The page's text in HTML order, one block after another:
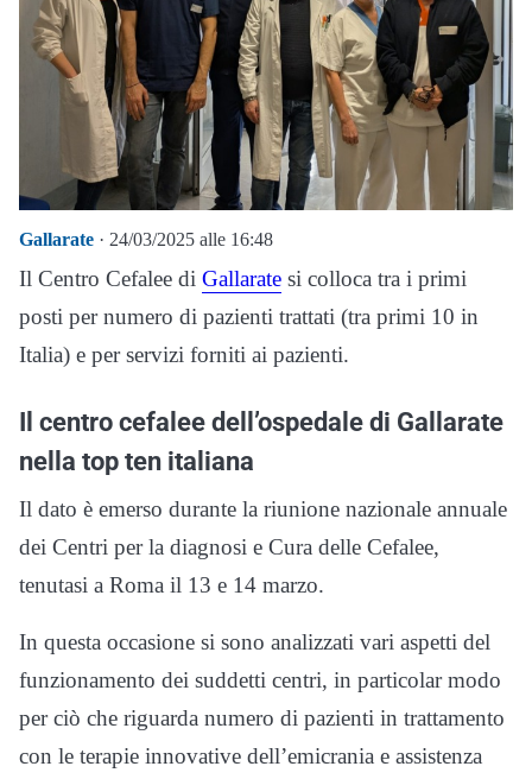
Gallarate · 24/03/2025 alle 16:48
Il Centro Cefalee di Gallarate si colloca tra i primi
posti per numero di pazienti trattati (tra primi 10 in
Italia) e per servizi forniti ai pazienti.
Il centro cefalee dell’ospedale di Gallarate
nella top ten italiana
Il dato è emerso durante la riunione nazionale annuale
dei Centri per la diagnosi e Cura delle Cefalee,
tenutasi a Roma il 13 e 14 marzo.
In questa occasione si sono analizzati vari aspetti del
funzionamento dei suddetti centri, in particolar modo
per ciò che riguarda numero di pazienti in trattamento
con le terapie innovative dell’emicrania e assistenza